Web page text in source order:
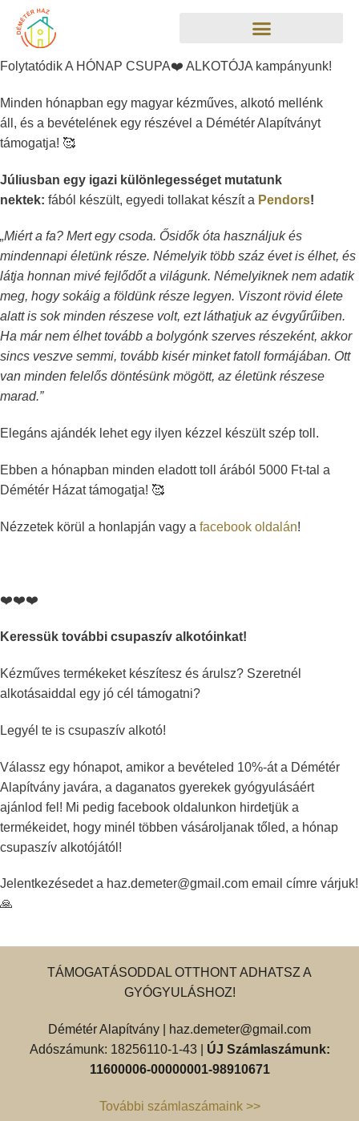
Folytatódik A HÓNAP CSUPA❤️ ALKOTÓJA kampányunk!
Minden hónapban egy magyar kézműves, alkotó mellénk
áll, és a bevételének egy részével a Démétér Alapítványt
támogatja! 🥰
Júliusban egy igazi különlegességet mutatunk
nektek: fából készült, egyedi tollakat készít a Pendors!
„Miért a fa? Mert egy csoda. Ősidők óta használjuk és
mindennapi életünk része. Némelyik több száz évet is élhet, és
látja honnan mivé fejlődőt a világunk. Némelyiknek nem adatik
meg, hogy sokáig a földünk része legyen. Viszont rövid élete
alatt is sok minden részese volt, ezt láthatjuk az évgyűrűiben.
Ha már nem élhet tovább a bolygónk szerves részeként, akkor
sincs veszve semmi, tovább kisér minket fatoll formájában. Ott
van minden felelős döntésünk mögött, az életünk részese
marad.”
Elegáns ajándék lehet egy ilyen kézzel készült szép toll.
Ebben a hónapban minden eladott toll árából 5000 Ft-tal a
Démétér Házat támogatja! 🥰
Nézzetek körül a honlapján vagy a facebook oldalán!
❤️❤️❤️
Keressük további csupaszív alkotóinkat!
Kézműves termékeket készítesz és árulsz? Szeretnél
alkotásaiddal egy jó cél támogatni?
Legyél te is csupaszív alkotó!
Válassz egy hónapot, amikor a bevételed 10%-át a Démétér
Alapítvány javára, a daganatos gyerekek gyógyulásáért
ajánlod fel! Mi pedig facebook oldalunkon hirdetjük a
termékeidet, hogy minél többen vásároljanak tőled, a hónap
csupaszív alkotójától!
Jelentkezésedet a haz.demeter@gmail.com email címre várjuk!
🙏
TÁMOGATÁSODDAL OTTHONT ADHATSZ A
GYÓGYULÁSHOZ!
Démétér Alapítvány |
haz.demeter@gmail.com
Adószámunk: 18256110-1-43 | ÚJ Számlaszámunk:
11600006-00000001-98910671
További számlaszámaink >>